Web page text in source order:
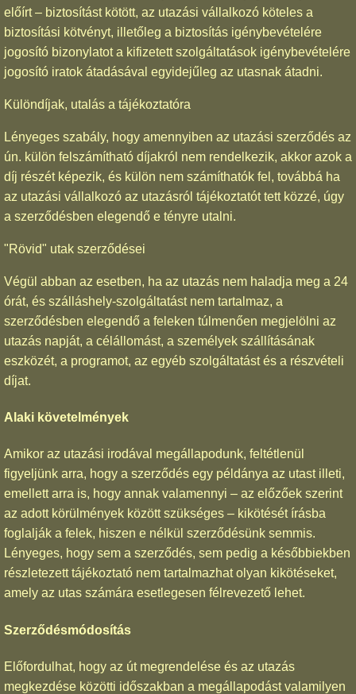
előírt – biztosítást kötött, az utazási vállalkozó köteles a
biztosítási kötvényt, illetőleg a biztosítás igénybevételére
jogosító bizonylatot a kifizetett szolgáltatások igénybevételére
jogosító iratok átadásával egyidejűleg az utasnak átadni.
Különdíjak, utalás a tájékoztatóra
Lényeges szabály, hogy amennyiben az utazási szerződés az
ún. külön felszámítható díjakról nem rendelkezik, akkor azok a
díj részét képezik, és külön nem számíthatók fel, továbbá ha
az utazási vállalkozó az utazásról tájékoztatót tett közzé, úgy
a szerződésben elegendő e tényre utalni.
"Rövid" utak szerződései
Végül abban az esetben, ha az utazás nem haladja meg a 24
órát, és szálláshely-szolgáltatást nem tartalmaz, a
szerződésben elegendő a feleken túlmenően megjelölni az
utazás napját, a célállomást, a személyek szállításának
eszközét, a programot, az egyéb szolgáltatást és a részvételi
díjat.
Alaki követelmények
Amikor az utazási irodával megállapodunk, feltétlenül
figyeljünk arra, hogy a szerződés egy példánya az utast illeti,
emellett arra is, hogy annak valamennyi – az előzőek szerint
az adott körülmények között szükséges – kikötését írásba
foglalják a felek, hiszen e nélkül szerződésünk semmis.
Lényeges, hogy sem a szerződés, sem pedig a későbbiekben
részletezett tájékoztató nem tartalmazhat olyan kikötéseket,
amely az utas számára esetlegesen félrevezető lehet.
Szerződésmódosítás
Előfordulhat, hogy az út megrendelése és az utazás
megkezdése közötti időszakban a megállapodást valamilyen